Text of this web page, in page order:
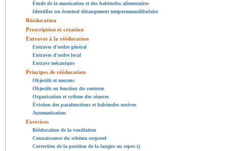
Étude de la mastication et des habitudes alimentaires
Identifier un éventuel dérangement temporomandibulaire
Rééducation
Prescription et cotation
Entraves à la rééducation
Entraves d'ordre général
Entraves d'ordre local
Entrave mécanique
Principes de rééducation
Objectifs et moyens
Objectifs en fonction du contexte
Organisation et rythme des séances
Éviction des parafonctions et habitudes nocives
Automatisation
Exercices
Rééducation de la ventilation
Connaissance du schéma corporel
Correction de la position de la langue au repos ()